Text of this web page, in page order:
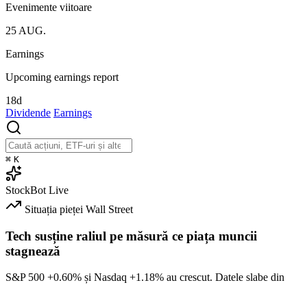
Evenimente viitoare
25 AUG.
Earnings
Upcoming earnings report
18d
Dividende Earnings
⌘ K
StockBot Live
Situația pieței Wall Street
Tech susține raliul pe măsură ce piața muncii
stagnează
S&P 500 +0.60% și Nasdaq +1.18% au crescut. Datele slabe din